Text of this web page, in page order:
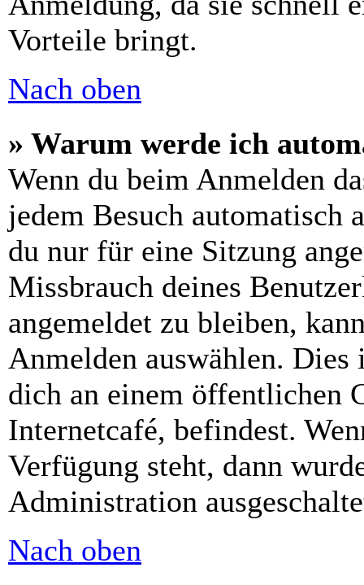
Vorteile bringt.
Nach oben
» Warum werde ich
Wenn du beim Anmelden
jedem Besuch automatisch
du nur für eine Sitzung
Missbrauch deines
angemeldet zu bleiben,
Anmelden auswählen.
dich an einem öffentlichen
Internetcafé, befindest.
Verfügung steht, dann
Administration
Nach oben